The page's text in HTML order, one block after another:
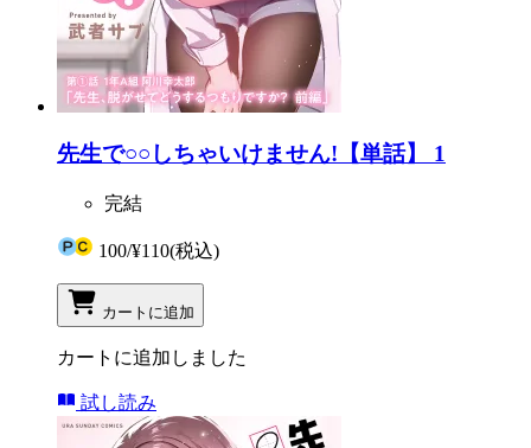
先生で○○しちゃいけません!【単話】 1
完結
100/¥110(税込)
カートに追加
カートに追加しました
試し読み